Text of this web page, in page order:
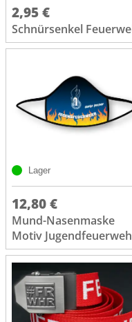
2,95 €
Schnürsenkel
Lager
12,80 €
Mund-Nasenmaske
Motiv